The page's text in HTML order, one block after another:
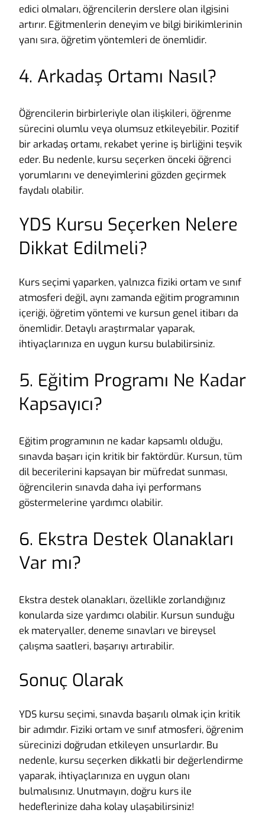
edici olmaları, öğrencilerin derslere olan ilgisini
artırır. Eğitmenlerin deneyim ve bilgi birikimlerinin
yanı sıra, öğretim yöntemleri de önemlidir.
4. Arkadaş Ortamı Nasıl?
Öğrencilerin birbirleriyle olan ilişkileri, öğrenme
sürecini olumlu veya olumsuz etkileyebilir. Pozitif
bir arkadaş ortamı, rekabet yerine iş birliğini teşvik
eder. Bu nedenle, kursu seçerken önceki öğrenci
yorumlarını ve deneyimlerini gözden geçirmek
faydalı olabilir.
YDS Kursu Seçerken Nelere
Dikkat Edilmeli?
Kurs seçimi yaparken, yalnızca fiziki ortam ve sınıf
atmosferi değil, aynı zamanda eğitim programının
içeriği, öğretim yöntemi ve kursun genel itibarı da
önemlidir. Detaylı araştırmalar yaparak,
ihtiyaçlarınıza en uygun kursu bulabilirsiniz.
5. Eğitim Programı Ne Kadar
Kapsayıcı?
Eğitim programının ne kadar kapsamlı olduğu,
sınavda başarı için kritik bir faktördür. Kursun, tüm
dil becerilerini kapsayan bir müfredat sunması,
öğrencilerin sınavda daha iyi performans
göstermelerine yardımcı olabilir.
6. Ekstra Destek Olanakları
Var mı?
Ekstra destek olanakları, özellikle zorlandığınız
konularda size yardımcı olabilir. Kursun sunduğu
ek materyaller, deneme sınavları ve bireysel
çalışma saatleri, başarıyı artırabilir.
Sonuç Olarak
YDS kursu seçimi, sınavda başarılı olmak için kritik
bir adımdır. Fiziki ortam ve sınıf atmosferi, öğrenim
sürecinizi doğrudan etkileyen unsurlardır. Bu
nedenle, kursu seçerken dikkatli bir değerlendirme
yaparak, ihtiyaçlarınıza en uygun olanı
bulmalısınız. Unutmayın, doğru kurs ile
hedeflerinize daha kolay ulaşabilirsiniz!